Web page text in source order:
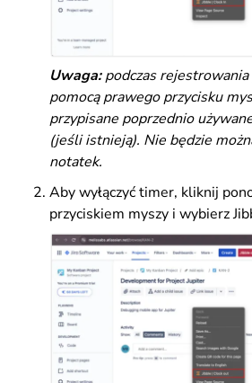
Uwaga: podczas rejestrowania
pomocą prawego przycisku
przypisane poprzednio
(jeśli istnieją). Nie będzie
notatek.
Aby wyłączyć timer, kliknij
przyciskiem myszy i wybierz